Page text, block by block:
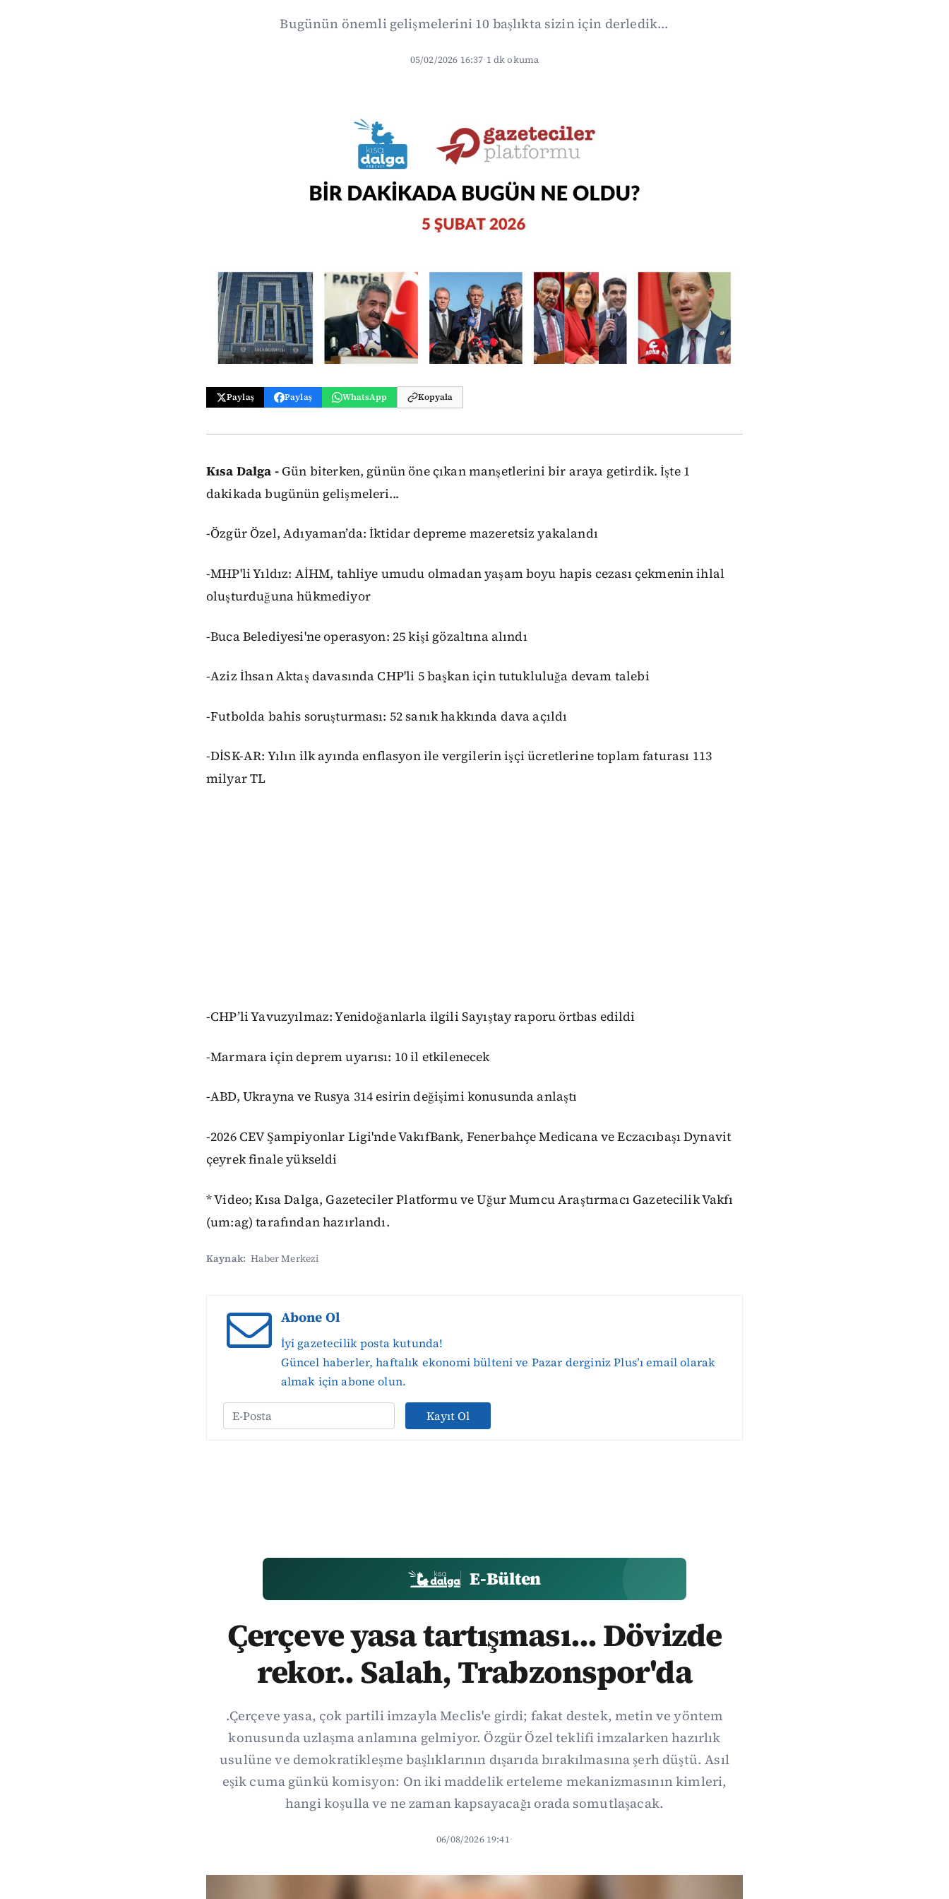
Bugünün önemli gelişmelerini 10 başlıkta sizin için derledik...
05/02/2026 16:37·1 dk okuma
Paylaş Paylaş WhatsApp Kopyala
Kısa Dalga -Gün biterken, günün öne çıkan manşetlerini bir araya getirdik. İşte 1
dakikada bugünün gelişmeleri...
-Özgür Özel, Adıyaman’da: İktidar depreme mazeretsiz yakalandı
-MHP'li Yıldız: AİHM, tahliye umudu olmadan yaşam boyu hapis cezası çekmenin ihlal
oluşturduğuna hükmediyor
-Buca Belediyesi'ne operasyon: 25 kişi gözaltına alındı
-Aziz İhsan Aktaş davasında CHP'li 5 başkan için tutukluluğa devam talebi
-Futbolda bahis soruşturması: 52 sanık hakkında dava açıldı
-DİSK-AR: Yılın ilk ayında enflasyon ile vergilerin işçi ücretlerine toplam faturası 113
milyar TL
-CHP’li Yavuzyılmaz: Yenidoğanlarla ilgili Sayıştay raporu örtbas edildi
-Marmara için deprem uyarısı: 10 il etkilenecek
-ABD, Ukrayna ve Rusya 314 esirin değişimi konusunda anlaştı
-2026 CEV Şampiyonlar Ligi'nde VakıfBank, Fenerbahçe Medicana ve Eczacıbaşı Dynavit
çeyrek finale yükseldi
* Video; Kısa Dalga, Gazeteciler Platformu ve Uğur Mumcu Araştırmacı Gazetecilik Vakfı
(um:ag) tarafından hazırlandı.
Kaynak: Haber Merkezi
Abone Ol
İyi gazetecilik posta kutunda!
Güncel haberler, haftalık ekonomi bülteni ve Pazar derginiz Plus’ı email olarak
almak için abone olun.
Kayıt Ol
E-Bülten
Çerçeve yasa tartışması... Dövizde
rekor.. Salah, Trabzonspor'da
.Çerçeve yasa, çok partili imzayla Meclis'e girdi; fakat destek, metin ve yöntem
konusunda uzlaşma anlamına gelmiyor. Özgür Özel teklifi imzalarken hazırlık
usulüne ve demokratikleşme başlıklarının dışarıda bırakılmasına şerh düştü. Asıl
eşik cuma günkü komisyon: On iki maddelik erteleme mekanizmasının kimleri,
hangi koşulla ve ne zaman kapsayacağı orada somutlaşacak.
06/08/2026 19:41·